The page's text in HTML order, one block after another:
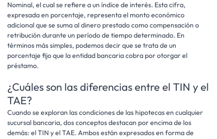
Nominal, el cual se refiere a un índice de interés. Esta cifra,
expresada en porcentaje, representa el monto económico
adicional que se suma al dinero prestado como compensación o
retribución durante un período de tiempo determinado. En
términos más simples, podemos decir que se trata de un
porcentaje fijo que la entidad bancaria cobra por otorgar el
préstamo.
¿Cuáles son las diferencias entre el TIN y el
TAE?
Cuando se exploran las condiciones de las hipotecas en cualquier
sucursal bancaria, dos conceptos destacan por encima de los
demás: el TIN y el TAE. Ambos están expresados en forma de